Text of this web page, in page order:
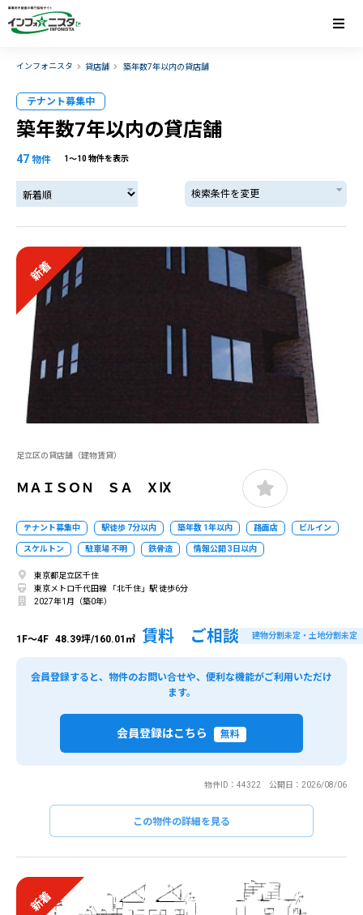
インフォニスタ 貸店舗 築年数7年以内の貸店舗
テナント募集中
築年数7年以内の貸店舗
47 物件 1〜10 物件を表示
検索条件を変更
新着
足立区の貸店舗（建物賃貸）
ＭＡＩＳＯＮ ＳＡ ＸⅨ
テナント募集中 駅徒歩 7分以内 築年数 1年以内 路面店 ビルイン
スケルトン 駐車場 不明 鉄骨造 情報公開 3日以内
東京都足立区千住
東京メトロ千代田線 「北千住」駅 徒歩6分
2027年1月（築0年）
1F～4F 48.39坪/160.01㎡ 賃料 ご相談 建物分割未定・土地分割未定
会員登録すると、物件のお問い合せや、便利な機能がご利用いただけ
ます。
会員登録はこちら 無料
物件ID：44322 公開日：2026/08/06
この物件の詳細を見る
新着